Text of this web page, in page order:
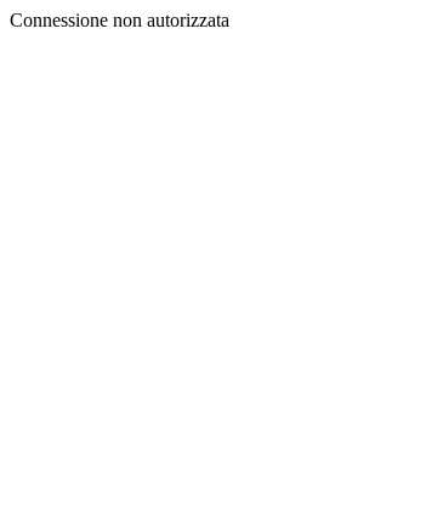
Connessione non autorizzata